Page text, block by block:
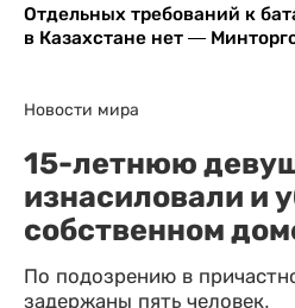
Отдельных требований к
в Казахстане нет —
Новости мира
15-летнюю
изнасиловали и
собственном
По подозрению в
задержаны пять человек.